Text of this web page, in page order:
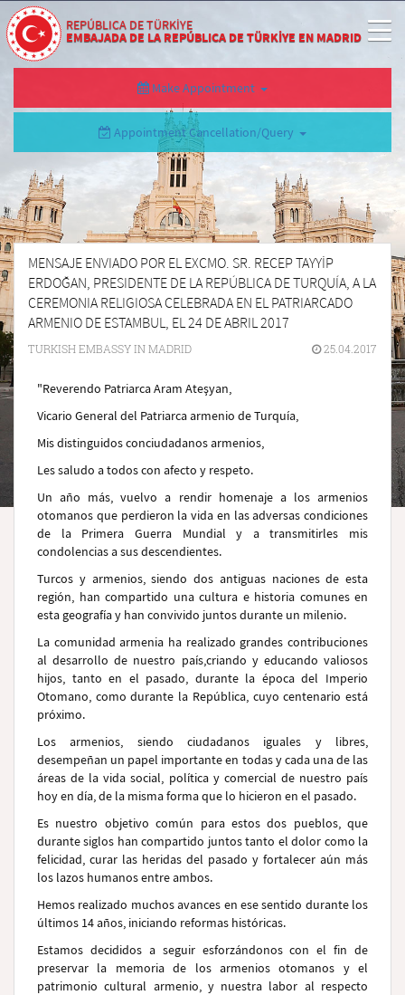
REPÚBLICA DE TÜRKİYE
EMBAJADA DE LA REPÚBLICA DE TÜRKİYE EN MADRID
Make Appointment
Appointment Cancellation/Query
MENSAJE ENVIADO POR EL EXCMO. SR. RECEP TAYYİP
ERDOĞAN, PRESIDENTE DE LA REPÚBLICA DE TURQUÍA, A LA
CEREMONIA RELIGIOSA CELEBRADA EN EL PATRIARCADO
ARMENIO DE ESTAMBUL, EL 24 DE ABRIL 2017
TURKISH EMBASSY IN MADRID 25.04.2017
"Reverendo Patriarca Aram Ateşyan,
Vicario General del Patriarca armenio de Turquía,
Mis distinguidos conciudadanos armenios,
Les saludo a todos con afecto y respeto.
Un año más, vuelvo a rendir homenaje a los armenios
otomanos que perdieron la vida en las adversas condiciones
de la Primera Guerra Mundial y a transmitirles mis
condolencias a sus descendientes.
Turcos y armenios, siendo dos antiguas naciones de esta
región, han compartido una cultura e historia comunes en
esta geografía y han convivido juntos durante un milenio.
La comunidad armenia ha realizado grandes contribuciones
al desarrollo de nuestro país,criando y educando valiosos
hijos, tanto en el pasado, durante la época del Imperio
Otomano, como durante la República, cuyo centenario está
próximo.
Los armenios, siendo ciudadanos iguales y libres,
desempeñan un papel importante en todas y cada una de las
áreas de la vida social, política y comercial de nuestro país
hoy en día, de la misma forma que lo hicieron en el pasado.
Es nuestro objetivo común para estos dos pueblos, que
durante siglos han compartido juntos tanto el dolor como la
felicidad, curar las heridas del pasado y fortalecer aún más
los lazos humanos entre ambos.
Hemos realizado muchos avances en ese sentido durante los
últimos 14 años, iniciando reformas históricas.
Estamos decididos a seguir esforzándonos con el fin de
preservar la memoria de los armenios otomanos y el
patrimonio cultural armenio, y nuestra labor al respecto